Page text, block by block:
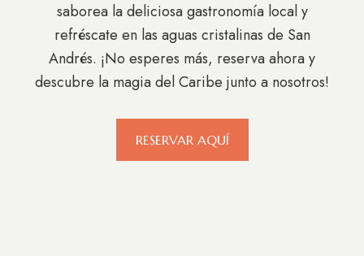
saborea la deliciosa gastronomía local y
refréscate en las aguas cristalinas de San
Andrés. ¡No esperes más, reserva ahora y
descubre la magia del Caribe junto a nosotros!
RESERVAR AQUÍ